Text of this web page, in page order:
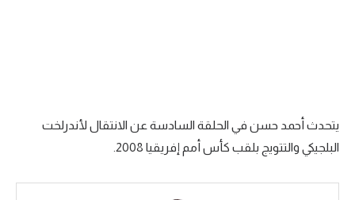
الدوري الإنجليزي
الدوري الإسباني
يتحدث أحمد حسن في الحلقة السادسة عن الانتقال لأندرلخت
البلجيكي والتتويج بلقب كأس أمم إفريقيا 2008.